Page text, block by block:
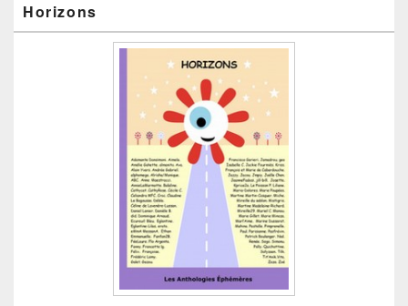
Horizons